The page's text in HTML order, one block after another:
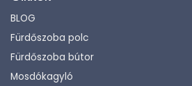
BLOG
Fürdőszoba polc
Fürdőszoba bútor
Mosdókagyló